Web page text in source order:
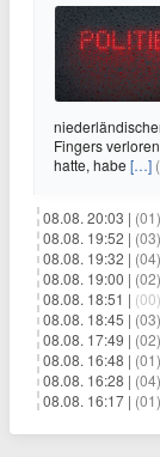
Fingers
hatte, habe […]
08.08. 20:03 | (01)
08.08. 19:52 | (03)
08.08. 19:32 | (04)
08.08. 19:00 | (02)
08.08. 18:51 | (00)
08.08. 18:45 | (03)
08.08. 17:49 | (02)
08.08. 16:48 | (01)
08.08. 16:28 | (04)
08.08. 16:17 | (01)